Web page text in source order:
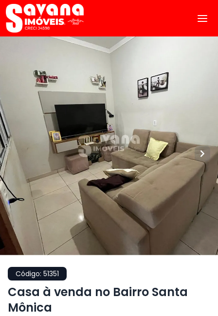
Código: 51351
Casa à venda no Bairro Santa
Mônica